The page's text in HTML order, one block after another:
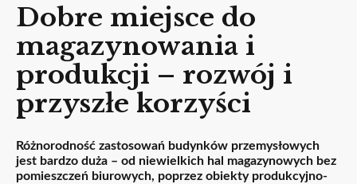
Dobre miejsce do
magazynowania i
produkcji – rozwój i
przyszłe korzyści
Różnorodność zastosowań budynków przemysłowych
jest bardzo duża – od niewielkich hal magazynowych bez
pomieszczeń biurowych, poprzez obiekty produkcyjno-